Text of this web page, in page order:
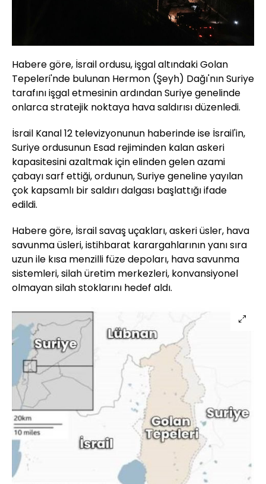
Habere göre, İsrail ordusu, işgal altındaki Golan
Tepeleri'nde bulunan Hermon (Şeyh) Dağı'nın Suriye
tarafını işgal etmesinin ardından Suriye genelinde
onlarca stratejik noktaya hava saldırısı düzenledi.
İsrail Kanal 12 televizyonunun haberinde ise İsrail'in,
Suriye ordusunun Esad rejiminden kalan askeri
kapasitesini azaltmak için elinden gelen azami
çabayı sarf ettiği, ordunun, Suriye geneline yayılan
çok kapsamlı bir saldırı dalgası başlattığı ifade
edildi.
Habere göre, İsrail savaş uçakları, askeri üsler, hava
savunma üsleri, istihbarat karargahlarının yanı sıra
uzun ile kısa menzilli füze depoları, hava savunma
sistemleri, silah üretim merkezleri, konvansiyonel
olmayan silah stoklarını hedef aldı.